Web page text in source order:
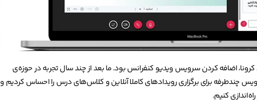
اضافه کردن سرویس ویدیو کنفرانس بود. ما بعد از چند سال تجربه در حوزه‌ی
چندطرفه برای برگزاری رویدادهای کاملا آنلاین و کلاس‌های درس را احساس کردیم و
کنیم.